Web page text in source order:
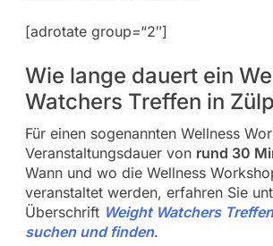
[adrotate group=“2″]
Wie lange dauert ein
Watchers Treffen in
Für einen sogenannten Wellness
Veranstaltungsdauer von rund 30
Wann und wo die Wellness
veranstaltet werden, erfahren Sie
Überschrift Weight Watchers
suchen und finden.